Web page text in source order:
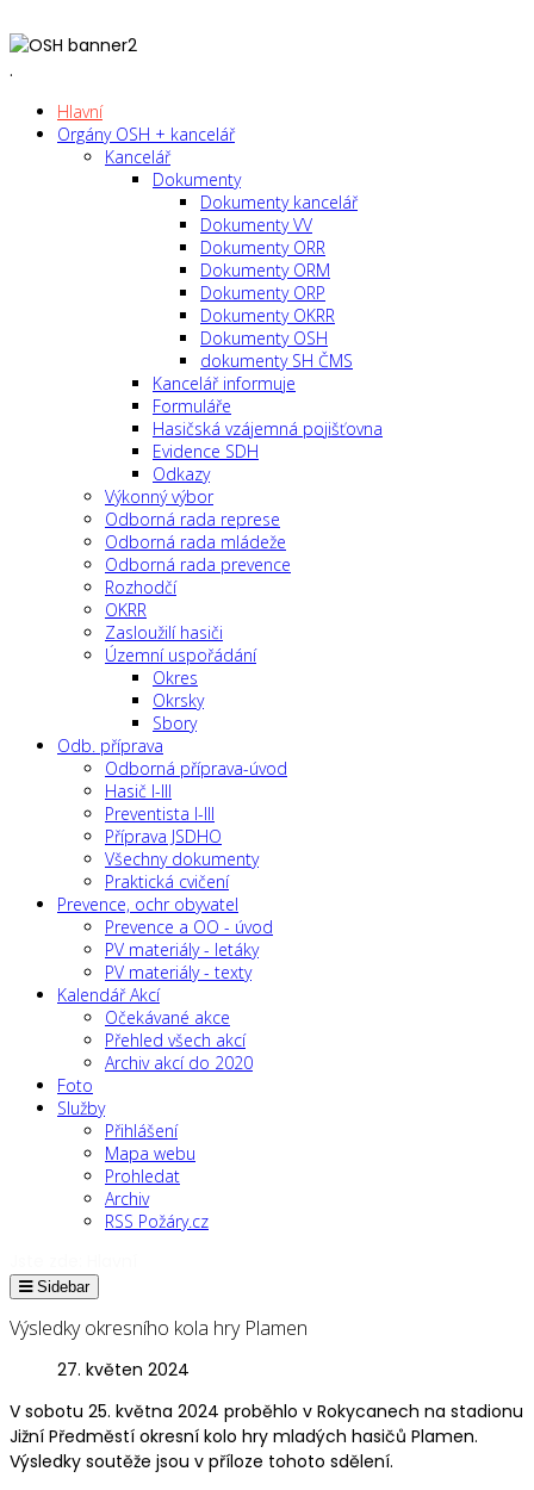
.
Hlavní
Orgány OSH + kancelář
Kancelář
Dokumenty
Dokumenty kancelář
Dokumenty VV
Dokumenty ORR
Dokumenty ORM
Dokumenty ORP
Dokumenty OKRR
Dokumenty OSH
dokumenty SH ČMS
Kancelář informuje
Formuláře
Hasičská vzájemná pojišťovna
Evidence SDH
Odkazy
Výkonný výbor
Odborná rada represe
Odborná rada mládeže
Odborná rada prevence
Rozhodčí
OKRR
Zasloužilí hasiči
Územní uspořádání
Okres
Okrsky
Sbory
Odb. příprava
Odborná příprava-úvod
Hasič I-III
Preventista I-III
Příprava JSDHO
Všechny dokumenty
Praktická cvičení
Prevence, ochr obyvatel
Prevence a OO - úvod
PV materiály - letáky
PV materiály - texty
Kalendář Akcí
Očekávané akce
Přehled všech akcí
Archiv akcí do 2020
Foto
Služby
Přihlášení
Mapa webu
Prohledat
Archiv
RSS Požáry.cz
Sidebar
Výsledky okresního kola hry Plamen
27. květen 2024
V sobotu 25. května 2024 proběhlo v Rokycanech na stadionu
Jižní Předměstí okresní kolo hry mladých hasičů Plamen.
Výsledky soutěže jsou v příloze tohoto sdělení.